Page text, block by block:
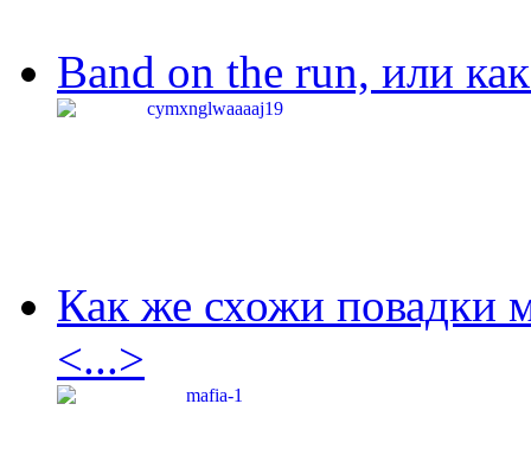
Band on the run, или
Как же схожи повадки
<...>